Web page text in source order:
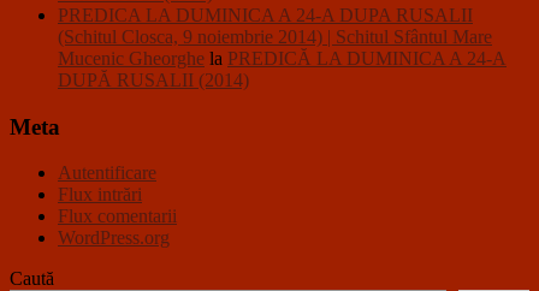
PREDICA LA DUMINICA A 24-A DUPA RUSALII
(Schitul Closca, 9 noiembrie 2014) | Schitul Sfântul Mare
Mucenic Gheorghe la PREDICĂ LA DUMINICA A 24-A
DUPĂ RUSALII (2014)
Meta
Autentificare
Flux intrări
Flux comentarii
WordPress.org
Caută